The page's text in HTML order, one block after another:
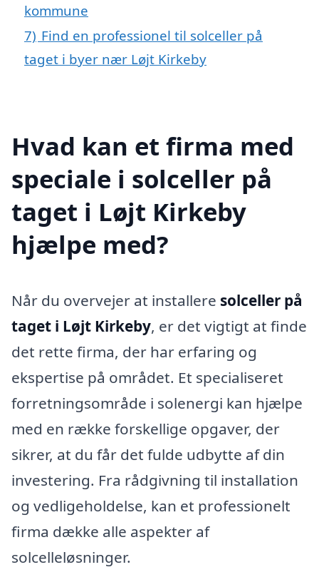
kommune
7) Find en professionel til solceller på
taget i byer nær Løjt Kirkeby
Hvad kan et firma med
speciale i solceller på
taget i Løjt Kirkeby
hjælpe med?
Når du overvejer at installere solceller på
taget i Løjt Kirkeby, er det vigtigt at finde
det rette firma, der har erfaring og
ekspertise på området. Et specialiseret
forretningsområde i solenergi kan hjælpe
med en række forskellige opgaver, der
sikrer, at du får det fulde udbytte af din
investering. Fra rådgivning til installation
og vedligeholdelse, kan et professionelt
firma dække alle aspekter af
solcelleløsninger.